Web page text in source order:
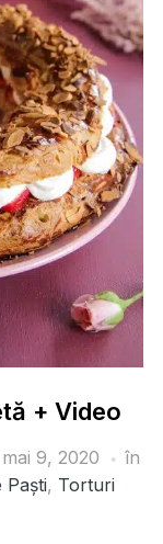
+ Video
mai 9, 2020
în
Paști, Torturi